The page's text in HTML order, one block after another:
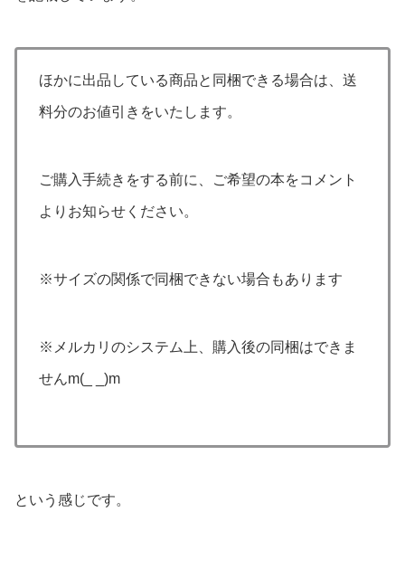
ほかに出品している商品と同梱できる場合は、送
料分のお値引きをいたします。
ご購入手続きをする前に、ご希望の本をコメント
よりお知らせください。
※サイズの関係で同梱できない場合もあります
※メルカリのシステム上、購入後の同梱はできま
せんm(_ _)m
という感じです。